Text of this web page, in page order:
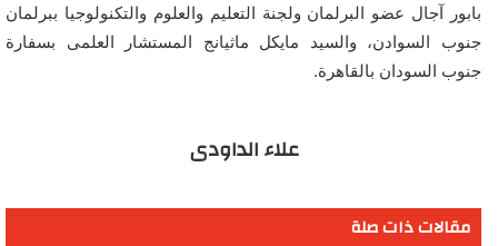
بابور آجال عضو البرلمان ولجنة التعليم والعلوم والتكنولوجيا ببرلمان
جنوب السوادن، والسيد مايكل ماثيانج المستشار العلمى بسفارة
جنوب السودان بالقاهرة.
علاء الداودى
مقالات ذات صلة